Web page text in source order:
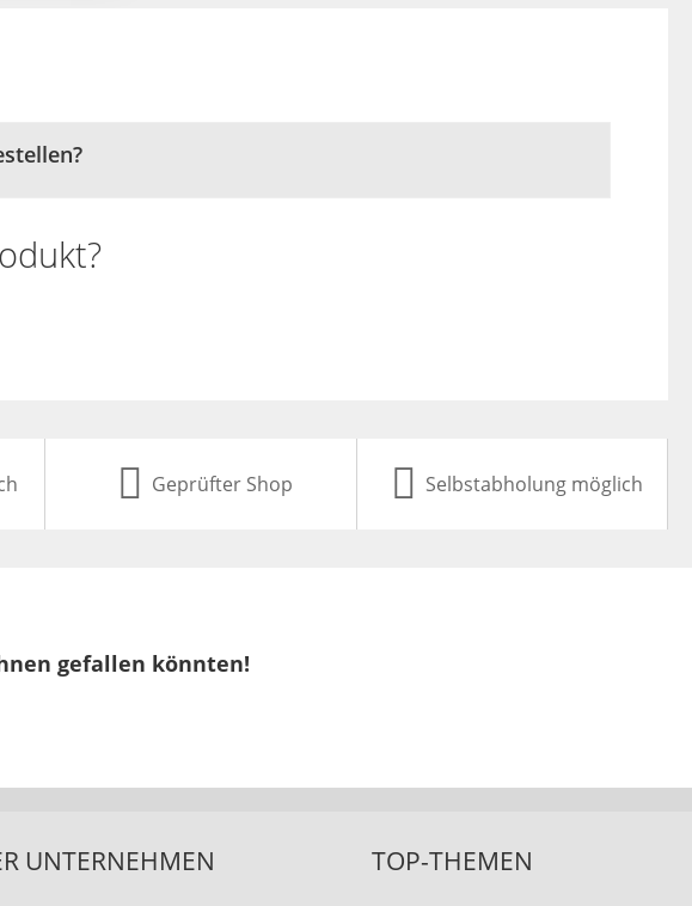
Geprüfter Shop Selbstabholung möglich
gefallen könnten!
UNTERNEHMEN TOP-THEMEN